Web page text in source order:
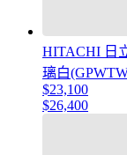
HITACHI 日
璃白
$23,100
$26,400